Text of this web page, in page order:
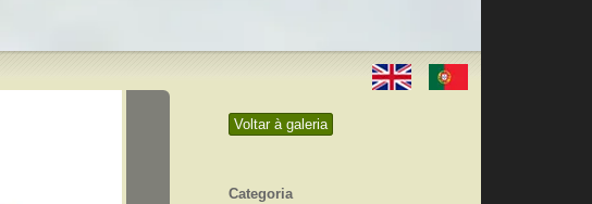
Voltar à galeria
Categoria